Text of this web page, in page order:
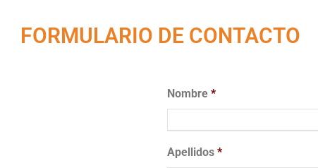
FORMULARIO DE CONTACTO
Nombre *
Apellidos *